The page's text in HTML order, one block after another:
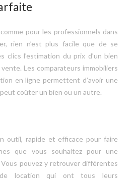
pour les professionnels dans
rien n’est plus facile que de se
clics l’estimation du prix d’un bien
Les comparateurs immobiliers
en ligne permettent d’avoir une
coûter un bien ou un autre.
outil, rapide et efficace pour faire
que vous souhaitez pour une
Vous pouvez y retrouver différentes
location qui ont tous leurs